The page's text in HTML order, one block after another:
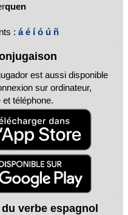
quen
: á é í ó ú ñ
est aussi disponible
sur ordinateur,
et téléphone.
verbe espagnol